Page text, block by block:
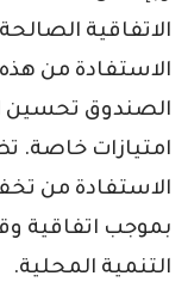
الاتفاقية
الاستفادة من هذه
الصندوق
امتيازات خاصة.
الاستفادة من
بموجب اتفاقية
التنمية المحلية.